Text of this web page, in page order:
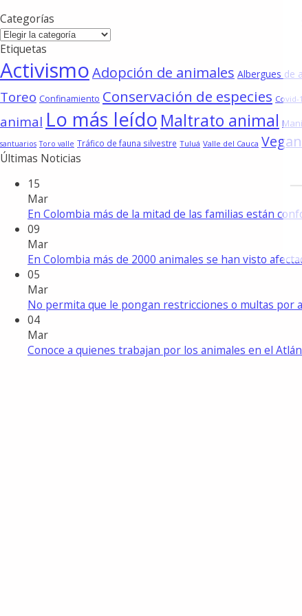
Categorías
Categorías
Etiquetas
ActivismoAdopción de animales Albergues de
Toreo Confinamiento Conservación de especies Covid-
animal Lo más leído Maltrato animal
santuarios Toro valle Tráfico de fauna silvestre Tuluá Valle del Cauca
Últimas Noticias
15
Mar
En Colombia más de la mitad de las familias están
09
Mar
En Colombia más de 2000 animales se han visto
05
Mar
No permita que le pongan restricciones o multas por
04
Mar
Conoce a quienes trabajan por los animales en el